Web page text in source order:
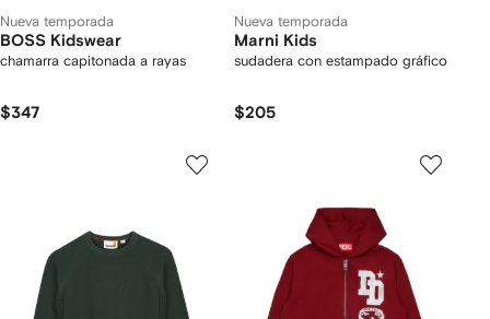
Nueva temporada
BOSS Kidswear
chamarra capitonada a rayas
$347
Nueva temporada
Marni Kids
sudadera con estampado gráfico
$205